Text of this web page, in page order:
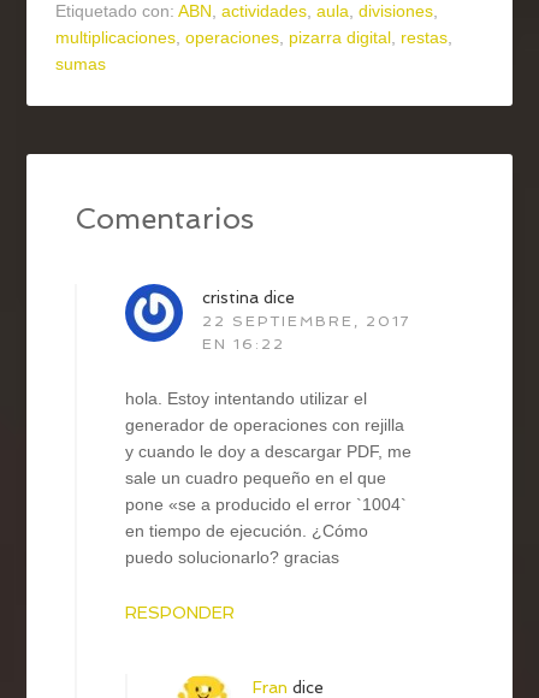
Etiquetado con:ABN ,actividades ,aula ,divisiones
multiplicaciones ,operaciones pizarra digital restas
sumas
Comentarios
cristina dice
22 SEPTIEMBRE, 2017
EN 16:22
hola. Estoy intentando utilizar el
generador de operaciones con rejilla
y cuando le doy a descargar PDF, me
sale un cuadro pequeño en el que
pone «se a producido el error `1004`
en tiempo de ejecución. ¿Cómo
puedo solucionarlo? gracias
RESPONDER
Fran dice